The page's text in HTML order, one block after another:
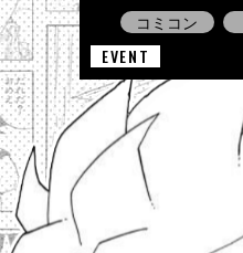
コミコン
EVENT